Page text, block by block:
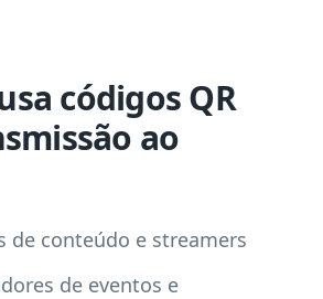
códigos QR
ao
de conteúdo e streamers
de eventos e